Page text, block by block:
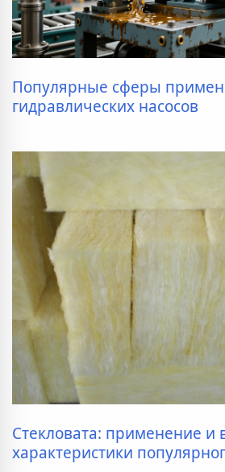
Популярные сферы
гидравлических насосов
Стекловата: применение и
характеристики